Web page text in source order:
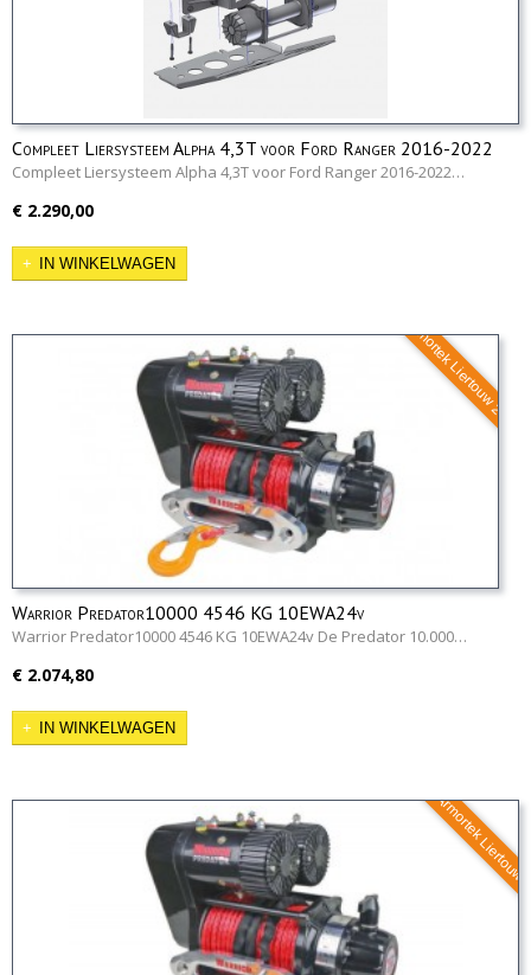
Compleet Liersysteem Alpha 4,3T voor Ford Ranger 2016-2022
Compleet Liersysteem Alpha 4,3T voor Ford Ranger 2016-2022…
€ 2.290,00
IN WINKELWAGEN
Armortek Liertouw 24v
Warrior Predator10000 4546 KG 10EWA24v
Warrior Predator10000 4546 KG 10EWA24v De Predator 10.000…
€ 2.074,80
IN WINKELWAGEN
Armortek Liertouw